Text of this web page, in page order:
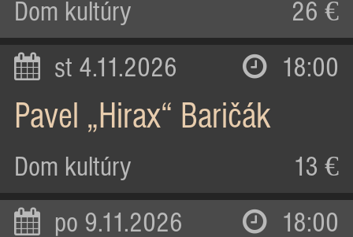
Dom kultúry 26 €
st 4.11.2026 18:00
Pavel „Hirax“ Baričák
Dom kultúry 13 €
po 9.11.2026 18:00